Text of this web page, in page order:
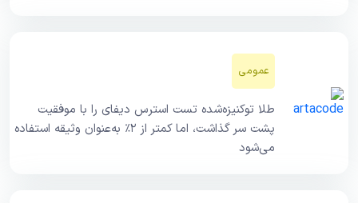
عمومی
طلا توکنیزه‌شده تست استرس دیفای را با موفقیت
پشت سر گذاشت، اما کمتر از ۲٪ به‌عنوان وثیقه استفاده
می‌شود